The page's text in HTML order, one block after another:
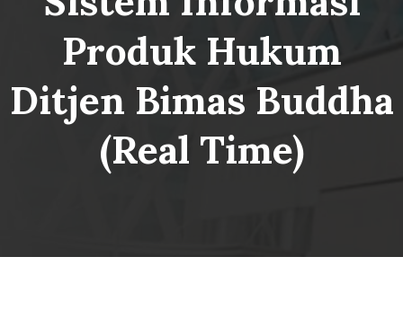
Produk Hukum
Ditjen Bimas Buddha
(Real Time)